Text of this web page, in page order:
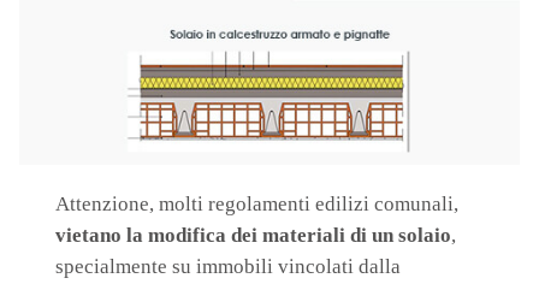
Attenzione, molti regolamenti edilizi comunali,
vietano la modifica dei materiali di un solaio,
specialmente su immobili vincolati dalla